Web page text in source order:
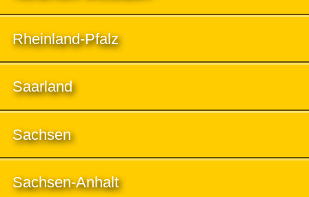
Rheinland-Pfalz
Saarland
Sachsen
Sachsen-Anhalt